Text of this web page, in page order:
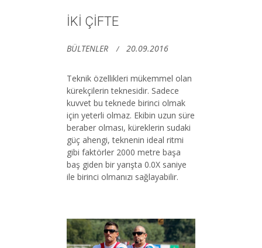
İKİ ÇİFTE
BÜLTENLER 20.09.2016
Teknik özellikleri mükemmel olan
kürekçilerin teknesidir. Sadece
kuvvet bu teknede birinci olmak
için yeterli olmaz. Ekibin uzun süre
beraber olması, küreklerin sudaki
güç ahengi, teknenin ideal ritmi
gibi faktörler 2000 metre başa
baş giden bir yarışta 0.0X saniye
ile birinci olmanızı sağlayabilir.